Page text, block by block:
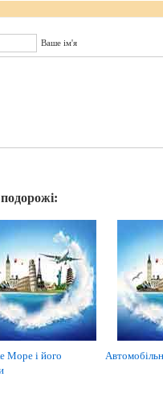
Ваше ім'я
Море і його